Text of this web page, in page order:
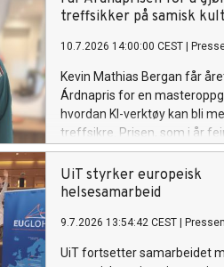
treffsikker på samisk
10.7.2026 14:00:00 CEST
Kevin Mathias Bergan får
Árdnapris for en
hvordan KI-verktøy kan bli
treffsikre. Prisen, som i år
tiårsjubileum, deles ut under
Riđđu-festivalen.
UiT styrker europeisk
helsesamarbeid
9.7.2026 13:54:42 CEST
UiT fortsetter samarbeidet